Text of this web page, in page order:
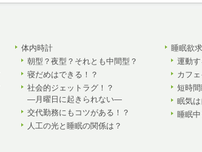
体内時計
朝型？夜型？それとも中間型？
寝だめはできる！？
社会的ジェットラグ！？
—月曜日に起きられない—
交代勤務にもコツがある！？
人工の光と睡眠の関係は？
睡眠欲求
運動
カフ
短時
眠気
睡眠